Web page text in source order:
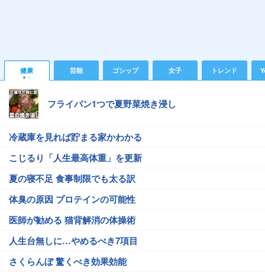
健康 芸能 ゴシップ 女子 トレンド
フライパン1つで夏野菜焼き浸し
冷蔵庫を見れば貯まる家かわかる
こじるり「人生最高体重」を更新
夏の寝不足 食事制限でも太る訳
体臭の原因 プロテインの可能性
医師が勧める 猫背解消の体操術
人生台無しに…やめるべき7項目
さくらんぼ 驚くべき効果効能